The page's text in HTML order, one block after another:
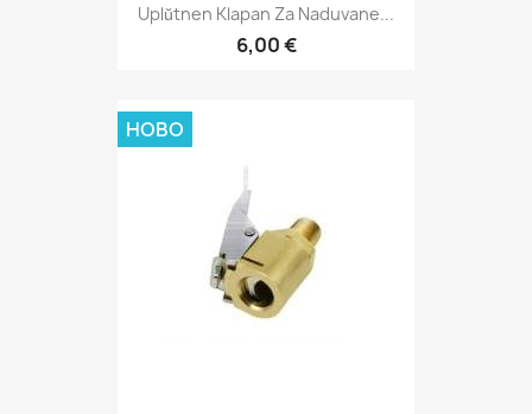
Uplŭtnen Klapan Za Naduvane...
6,00 €
НОВО